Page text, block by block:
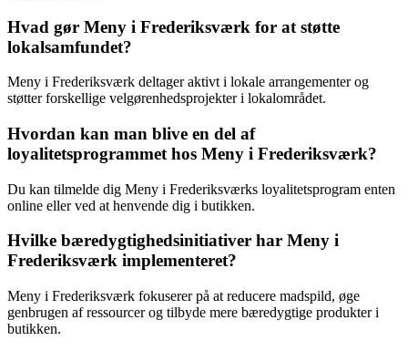
Hvad gør Meny i Frederiksværk for at støtte
lokalsamfundet?
Meny i Frederiksværk deltager aktivt i lokale arrangementer og
støtter forskellige velgørenhedsprojekter i lokalområdet.
Hvordan kan man blive en del af
loyalitetsprogrammet hos Meny i Frederiksværk?
Du kan tilmelde dig Meny i Frederiksværks loyalitetsprogram enten
online eller ved at henvende dig i butikken.
Hvilke bæredygtighedsinitiativer har Meny i
Frederiksværk implementeret?
Meny i Frederiksværk fokuserer på at reducere madspild, øge
genbrugen af ressourcer og tilbyde mere bæredygtige produkter i
butikken.